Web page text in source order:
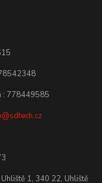
: 778449585
1, 340 22, Uhliště